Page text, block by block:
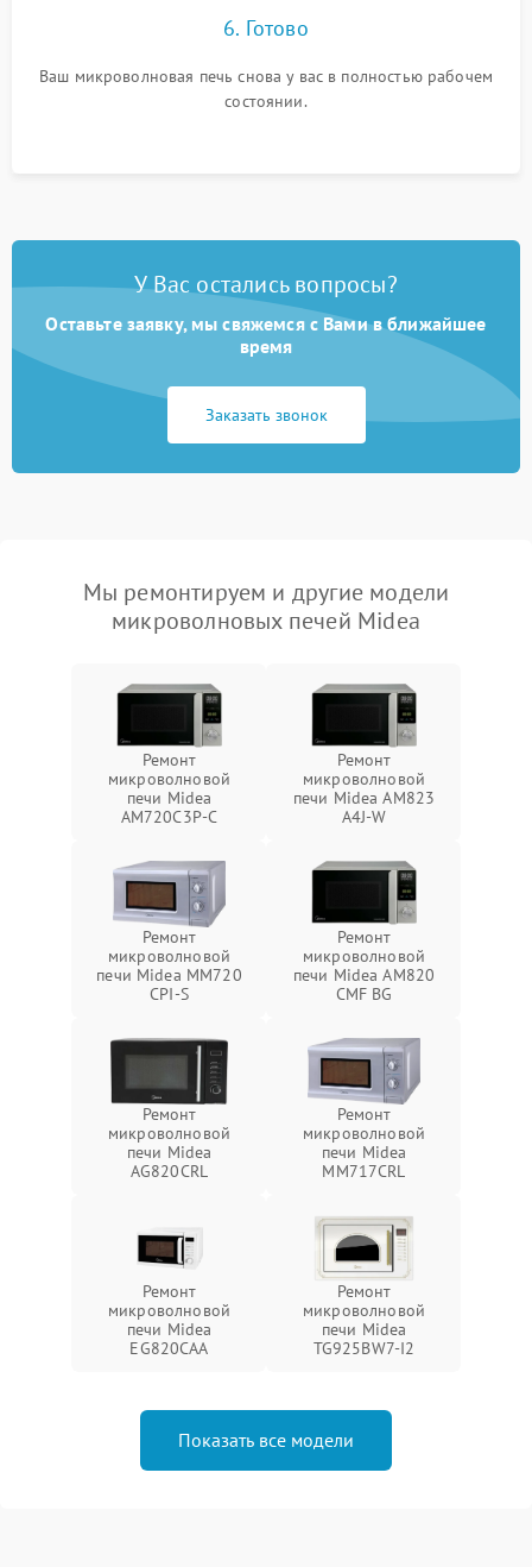
6. Готово
Ваш микроволновая печь снова у вас в полностью рабочем
состоянии.
У Вас остались вопросы?
Оставьте заявку, мы свяжемся с Вами в ближайшее
время
Заказать звонок
Мы ремонтируем и другие модели
микроволновых печей Midea
Ремонт
микроволновой
печи Midea
AM720C3P-C
Ремонт
микроволновой
печи Midea AM823
A4J-W
Ремонт
микроволновой
печи Midea MM720
CPI-S
Ремонт
микроволновой
печи Midea AM820
CMF BG
Ремонт
микроволновой
печи Midea
AG820CRL
Ремонт
микроволновой
печи Midea
MM717CRL
Ремонт
микроволновой
печи Midea
EG820CAA
Ремонт
микроволновой
печи Midea
TG925BW7-I2
Показать все модели